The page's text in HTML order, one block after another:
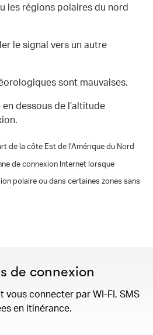
les régions polaires du nord
le signal vers un autre
sont mauvaises.
dessous de l’altitude
de la côte Est de l’Amérique du Nord
de connexion Internet lorsque
polaire ou dans certaines zones sans
de connexion
vous connecter par WI-FI, SMS
en itinérance.